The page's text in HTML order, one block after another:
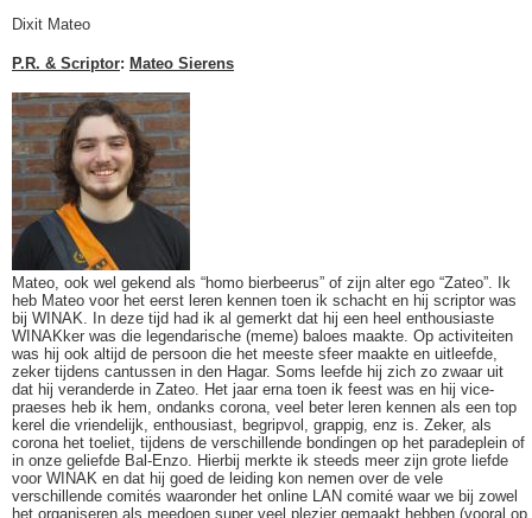
Dixit Mateo
P.R. & Scriptor: Mateo Sierens
Mateo, ook wel gekend als “homo bierbeerus” of zijn alter ego “Zateo”. Ik
heb Mateo voor het eerst leren kennen toen ik schacht en hij scriptor was
bij WINAK. In deze tijd had ik al gemerkt dat hij een heel enthousiaste
WINAKker was die legendarische (meme) baloes maakte. Op activiteiten
was hij ook altijd de persoon die het meeste sfeer maakte en uitleefde,
zeker tijdens cantussen in den Hagar. Soms leefde hij zich zo zwaar uit
dat hij veranderde in Zateo. Het jaar erna toen ik feest was en hij vice-
praeses heb ik hem, ondanks corona, veel beter leren kennen als een top
kerel die vriendelijk, enthousiast, begripvol, grappig, enz is. Zeker, als
corona het toeliet, tijdens de verschillende bondingen op het paradeplein of
in onze geliefde Bal-Enzo. Hierbij merkte ik steeds meer zijn grote liefde
voor WINAK en dat hij goed de leiding kon nemen over de vele
verschillende comités waaronder het online LAN comité waar we bij zowel
het organiseren als meedoen super veel plezier gemaakt hebben (vooral op